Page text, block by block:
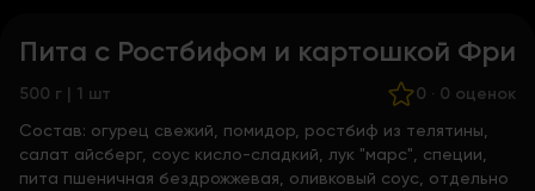
Пита с Ростбифом и картошкой Фри
500 г | 1 шт 0 · 0 оценок
Состав: огурец свежий, помидор, ростбиф из телятины,
салат айсберг, соус кисло-сладкий, лук "марс", специи,
пита пшеничная бездрожжевая, оливковый соус, отдельно